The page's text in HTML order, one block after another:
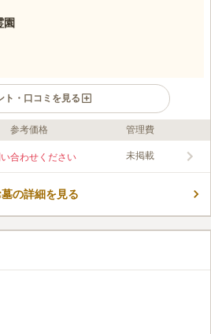
園
ト・口コミを見る
の共同霊園です。周りは田園に囲まれてお
家制度がない点も特徴的です。公営の共同霊
れていません。
参考価格 管理費
合わせください 未掲載
墓の詳細を見る